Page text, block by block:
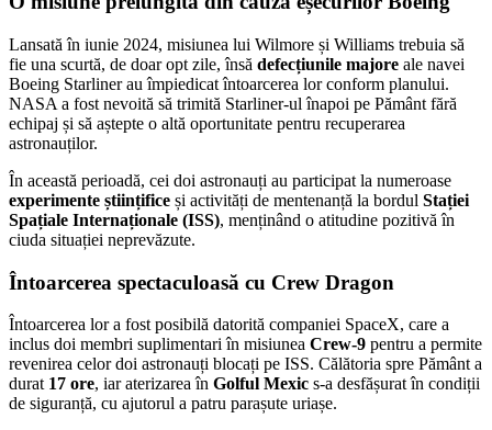
Lansată în iunie 2024, misiunea lui Wilmore și Williams trebuia să
fie una scurtă, de doar opt zile, însă defecțiunile majore ale navei
Boeing Starliner au împiedicat întoarcerea lor conform planului.
NASA a fost nevoită să trimită Starliner-ul înapoi pe Pământ fără
echipaj și să aștepte o altă oportunitate pentru recuperarea
astronauților.
În această perioadă, cei doi astronauți au participat la numeroase
experimente științifice și activități de mentenanță la bordul Stației
Spațiale Internaționale (ISS), menținând o atitudine pozitivă în
ciuda situației neprevăzute.
Întoarcerea spectaculoasă cu Crew Dragon
Întoarcerea lor a fost posibilă datorită companiei SpaceX, care a
inclus doi membri suplimentari în misiunea Crew-9 pentru a permite
revenirea celor doi astronauți blocați pe ISS. Călătoria spre Pământ a
durat 17 ore, iar aterizarea în Golful Mexic s-a desfășurat în condiții
de siguranță, cu ajutorul a patru parașute uriașe.